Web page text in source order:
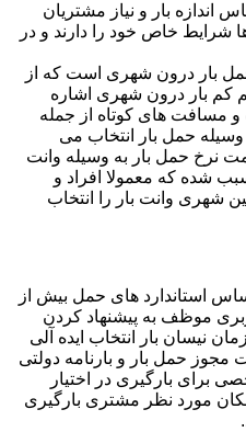
اندازه بار و نیاز مشتریان
شرایط خاص خود را دارند و در
حمل بار درون شهری است که از
کم بار درون شهری اشاره
مسافت های کوتاه از جمله
وسیله حمل بار انتخاب می
نرخ حمل بار به وسیله وانت
شده که معمولا افراد و
شهری وانت بار را انتخاب
استاندارد های حمل بیش از
موظف به پیشنهاد کردن
نیسان بار انتخاب ایده آلی
حمل بار و بارنامه دولتی
برای بارگیری در اختیار
مورد نظر مشتری بارگیری